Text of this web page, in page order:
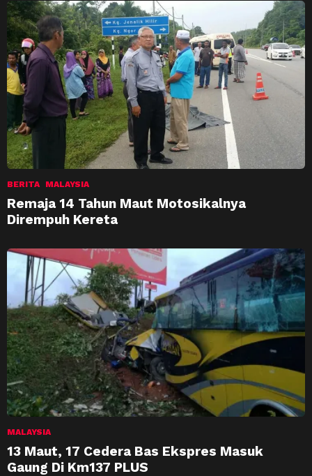
BERITA MALAYSIA
Remaja 14 Tahun Maut Motosikalnya
Dirempuh Kereta
MALAYSIA
13 Maut, 17 Cedera Bas Ekspres Masuk
Gaung Di Km137 PLUS